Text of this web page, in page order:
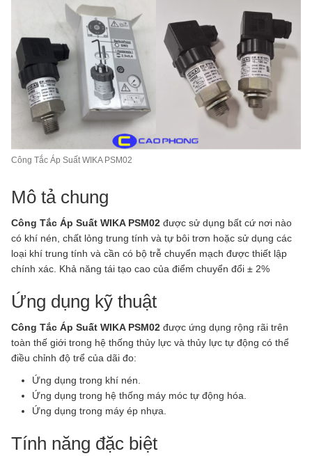
Công Tắc Áp Suất WIKA PSM02
Mô tả chung
Công Tắc Áp Suất WIKA PSM02 được sử dụng bất cứ nơi nào
có khí nén, chất lỏng trung tính và tự bôi trơn hoặc sử dụng các
loại khí trung tính và cần có bộ trễ chuyển mạch được thiết lập
chính xác. Khả năng tái tạo cao của điểm chuyển đổi ± 2%
Ứng dụng kỹ thuật
Công Tắc Áp Suất WIKA PSM02 được ứng dụng rộng rãi trên
toàn thế giới trong hệ thống thủy lực và thủy lực tự động có thể
điều chỉnh độ trể của dãi đo:
Ứng dụng trong khí nén.
Ứng dụng trong hệ thống máy móc tự động hóa.
Ứng dụng trong máy ép nhựa.
Tính năng đặc biệt